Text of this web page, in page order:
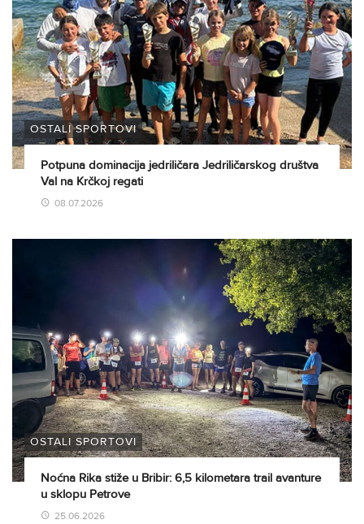
OSTALI SPORTOVI
Potpuna dominacija jedriličara Jedriličarskog društva
Val na Krčkoj regati
08.07.2026
OSTALI SPORTOVI
Noćna Rika stiže u Bribir: 6,5 kilometara trail avanture
u sklopu Petrove
25.06.2026